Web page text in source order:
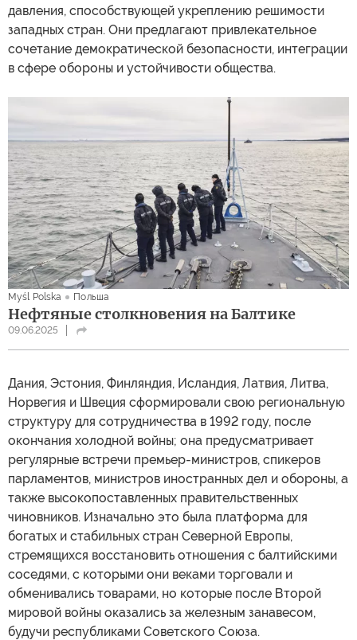
давления, способствующей укреплению решимости
западных стран. Они предлагают привлекательное
сочетание демократической безопасности, интеграции
в сфере обороны и устойчивости общества.
Myśl Polska Польша
Нефтяные столкновения на Балтике
09.06.2025
Дания, Эстония, Финляндия, Исландия, Латвия, Литва,
Норвегия и Швеция сформировали свою региональную
структуру для сотрудничества в 1992 году, после
окончания холодной войны; она предусматривает
регулярные встречи премьер-министров, спикеров
парламентов, министров иностранных дел и обороны, а
также высокопоставленных правительственных
чиновников. Изначально это была платформа для
богатых и стабильных стран Северной Европы,
стремящихся восстановить отношения с балтийскими
соседями, с которыми они веками торговали и
обменивались товарами, но которые после Второй
мировой войны оказались за железным занавесом,
будучи республиками Советского Союза.